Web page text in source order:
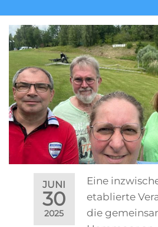
JUNI
30
2025
Eine
etablierte
die